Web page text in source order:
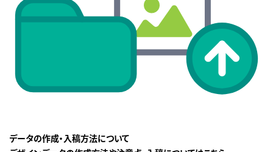
データの作成・入稿方法について